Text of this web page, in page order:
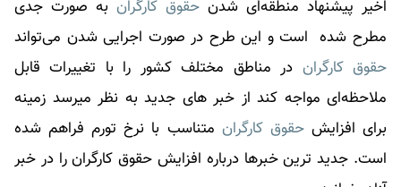
اخیر پیشنهاد منطقه‌ای شدن حقوق کارگران به صورت جدی
مطرح شده است و این طرح در صورت اجرایی شدن می‌تواند
حقوق کارگران در مناطق مختلف کشور را با تغییرات قابل
ملاحظه‌ای مواجه کند از خبر های جدید به نظر میرسد زمینه
برای افزایشحقوق کارگران متناسب با نرخ تورم فراهم شده
است. جدید ترین خبرها درباره افزایش حقوق کارگرانرا در خبر